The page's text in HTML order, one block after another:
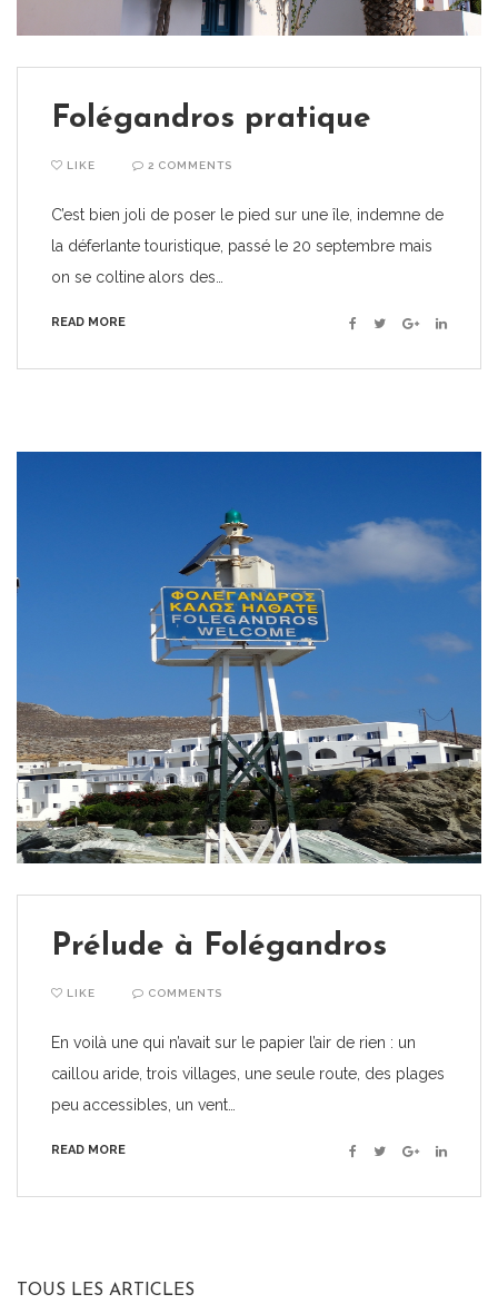
Folégandros pratique
LIKE 2 COMMENTS
C’est bien joli de poser le pied sur une île, indemne de
la déferlante touristique, passé le 20 septembre mais
on se coltine alors des…
READ MORE Facebook
TwitterGoogle+Linkedin
Prélude à Folégandros
LIKE COMMENTS
En voilà une qui n’avait sur le papier l’air de rien : un
caillou aride, trois villages, une seule route, des plages
peu accessibles, un vent…
READ MORE Facebook
TwitterGoogle+Linkedin
TOUS LES ARTICLES